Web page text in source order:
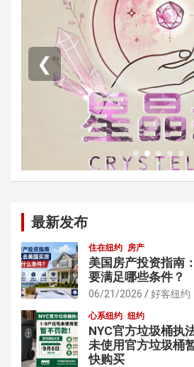
❮
最新发布
住在纽约 房产
美国房产投资指南
要满足哪些条件？
06/21/2026 好客纽约
心系纽约 纽约
NYC官方垃圾桶执
未使用官方垃圾桶
快购买